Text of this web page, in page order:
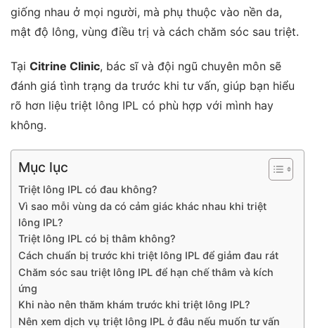
giống nhau ở mọi người, mà phụ thuộc vào nền da,
mật độ lông, vùng điều trị và cách chăm sóc sau triệt.
Tại Citrine Clinic, bác sĩ và đội ngũ chuyên môn sẽ
đánh giá tình trạng da trước khi tư vấn, giúp bạn hiểu
rõ hơn liệu triệt lông IPL có phù hợp với mình hay
không.
Mục lục
Triệt lông IPL có đau không?
Vì sao mỗi vùng da có cảm giác khác nhau khi triệt
lông IPL?
Triệt lông IPL có bị thâm không?
Cách chuẩn bị trước khi triệt lông IPL để giảm đau rát
Chăm sóc sau triệt lông IPL để hạn chế thâm và kích
ứng
Khi nào nên thăm khám trước khi triệt lông IPL?
Nên xem dịch vụ triệt lông IPL ở đâu nếu muốn tư vấn